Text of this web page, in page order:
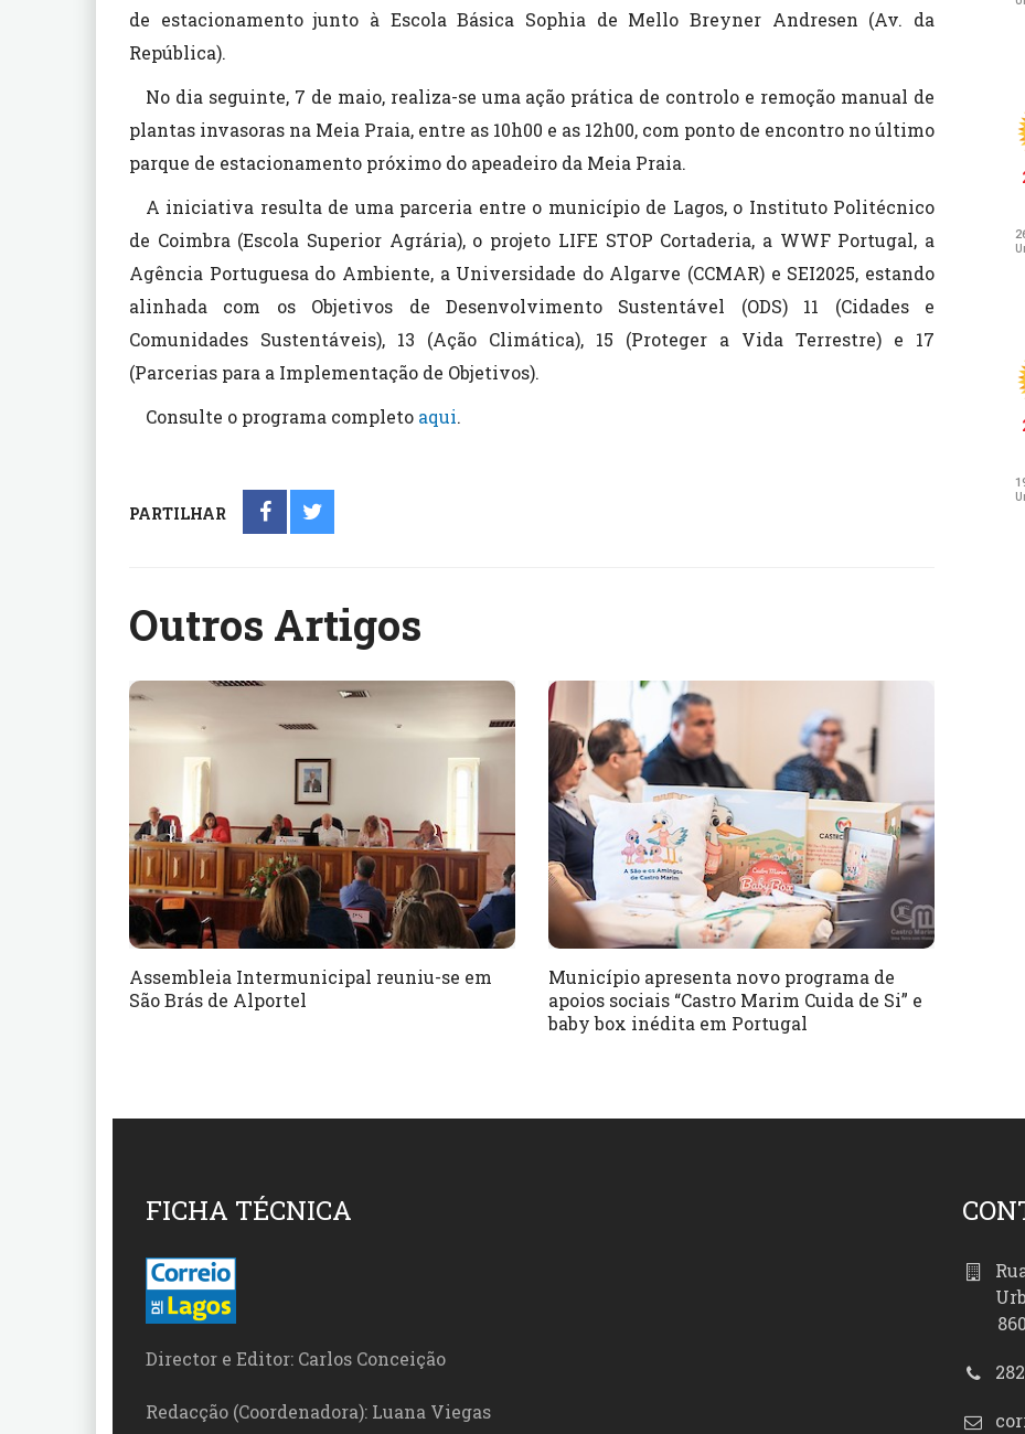
de estacionamento junto à Escola Básica Sophia de Mello Breyner Andresen (Av. da
República).
No dia seguinte, 7 de maio, realiza-se uma ação prática de controlo e remoção manual de
plantas invasoras na Meia Praia, entre as 10h00 e as 12h00, com ponto de encontro no último
parque de estacionamento próximo do apeadeiro da Meia Praia.
A iniciativa resulta de uma parceria entre o município de Lagos, o Instituto Politécnico
de Coimbra (Escola Superior Agrária), o projeto LIFE STOP Cortaderia, a WWF Portugal, a
Agência Portuguesa do Ambiente, a Universidade do Algarve (CCMAR) e SEI2025, estando
alinhada com os Objetivos de Desenvolvimento Sustentável (ODS) 11 (Cidades e
Comunidades Sustentáveis), 13 (Ação Climática), 15 (Proteger a Vida Terrestre) e 17
(Parcerias para a Implementação de Objetivos).
Consulte o programa completo aqui.
PARTILHAR
Outros Artigos
Assembleia Intermunicipal reuniu-se em
São Brás de Alportel
Município apresenta novo programa de
apoios sociais “Castro Marim Cuida de Si” e
baby box inédita em Portugal
FICHA TÉCNICA
Director e Editor: Carlos Conceição
Redacção (Coordenadora): Luana Viegas